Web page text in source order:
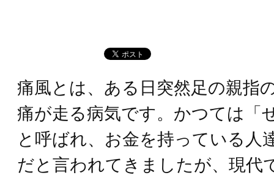
痛風とは、ある日突然足の親指
痛が走る病気です。かつては「
と呼ばれ、お金を持っている人
だと言われてきましたが、現代